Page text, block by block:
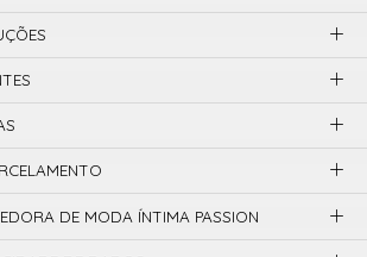
DE MODA ÍNTIMA PASSION